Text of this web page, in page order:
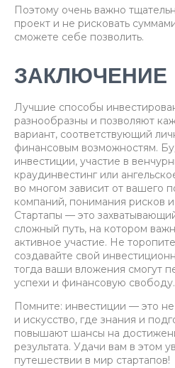
Поэтому очень важно
проект и не рисковать
сможете себе позволить.
ЗАКЛЮЧЕНИЕ
Лучшие способы
разнообразны и позволяют
вариант, соответствующий
финансовым возможностям.
инвестиции, участие в
краудинвестинг или
во многом зависит от вашего
компаний, понимания рисков и
Стартапы — это
сложный путь, на котором
активное участие. Не
создавайте свой
тогда ваши вложения смогут
успехи и финансовую свободу.
Помните: инвестиции — это не
и искусство, где знания и
повышают шансы на
результата. Удачи вам в этом
путешествии в мир стартапов!